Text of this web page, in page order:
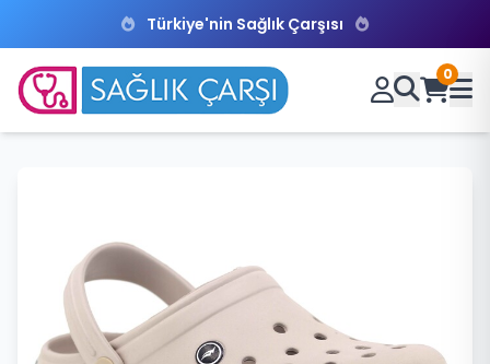
Türkiye'nin Sağlık Çarşısı
0